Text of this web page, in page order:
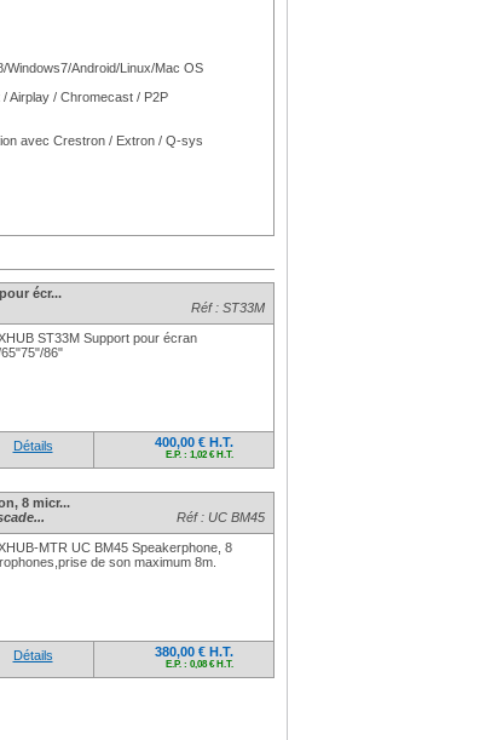
Windows7/Android/Linux/Mac OS
Airplay / Chromecast / P2P
avec Crestron / Extron / Q-sys
écr...
Réf : ST33M
ST33M Support pour écran
86"
Détails 400,00 € H.T.
E.P. : 1,02 € H.T.
8 micr...
Réf : UC BM45
MTR UC BM45 Speakerphone, 8
de son maximum 8m.
Détails 380,00 € H.T.
E.P. : 0,08 € H.T.